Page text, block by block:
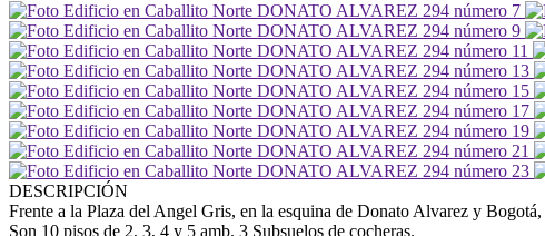
DESCRIPCIÓN
Frente a la Plaza del Angel Gris, en la esquina de Donato Alvarez y
Son 10 pisos de 2, 3, 4 y 5 amb. 3 Subsuelos de cocheras.